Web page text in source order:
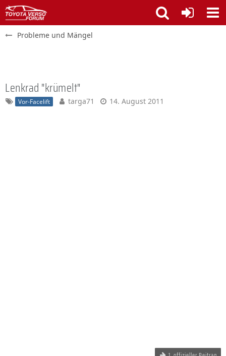
Probleme und Mängel
Lenkrad "krümelt"
Vor-Facelift targa71 14. August 2011